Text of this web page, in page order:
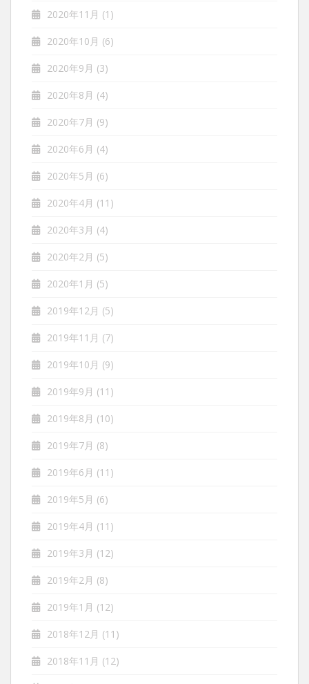
2020年11月 (1)
2020年10月 (6)
2020年9月 (3)
2020年8月 (4)
2020年7月 (9)
2020年6月 (4)
2020年5月 (6)
2020年4月 (11)
2020年3月 (4)
2020年2月 (5)
2020年1月 (5)
2019年12月 (5)
2019年11月 (7)
2019年10月 (9)
2019年9月 (11)
2019年8月 (10)
2019年7月 (8)
2019年6月 (11)
2019年5月 (6)
2019年4月 (11)
2019年3月 (12)
2019年2月 (8)
2019年1月 (12)
2018年12月 (11)
2018年11月 (12)